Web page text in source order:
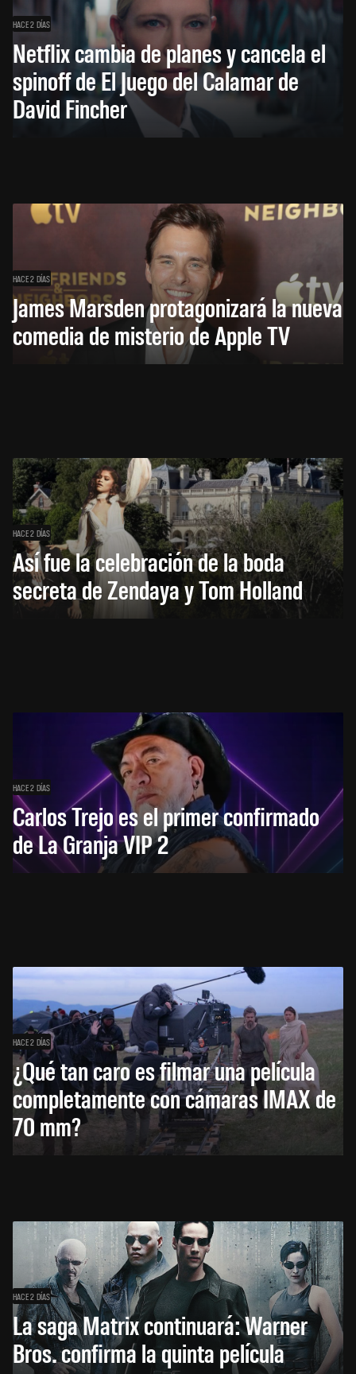
HACE 2 DÍAS
Netflix cambia de planes y cancela el
spinoff de El Juego del Calamar de
David Fincher
HACE 2 DÍAS
James Marsden protagonizará la nueva
comedia de misterio de Apple TV
HACE 2 DÍAS
Así fue la celebración de la boda
secreta de Zendaya y Tom Holland
HACE 2 DÍAS
Carlos Trejo es el primer confirmado
de La Granja VIP 2
HACE 2 DÍAS
¿Qué tan caro es filmar una película
completamente con cámaras IMAX de
70 mm?
HACE 2 DÍAS
La saga Matrix continuará: Warner
Bros. confirma la quinta película